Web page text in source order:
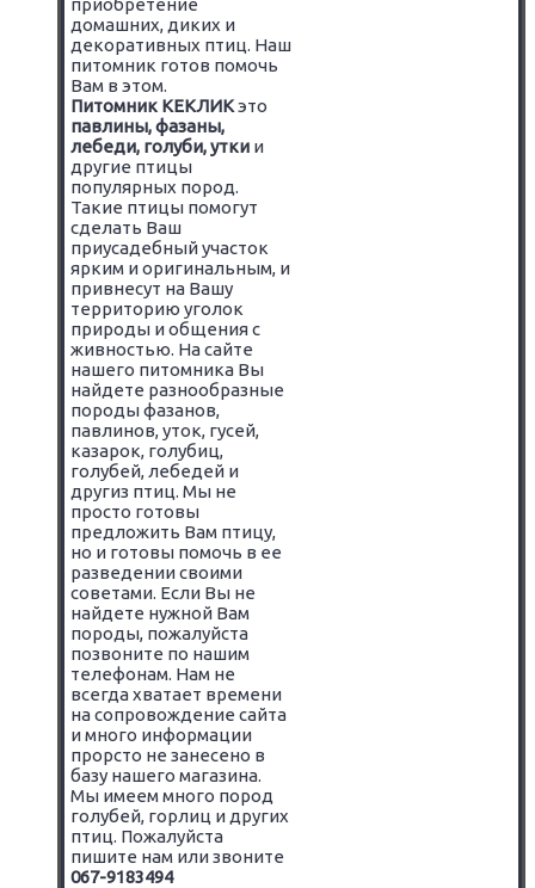
приобретение
домашних, диких и
декоративных птиц. Наш
питомник готов помочь
Вам в этом.
Питомник КЕКЛИКэто
павлины, фазаны,
лебеди, голуби, утки и
другие птицы
популярных пород.
Такие птицы помогут
сделать Ваш
приусадебный участок
ярким и оригинальным, и
привнесут на Вашу
территорию уголок
природы и общения с
живностью. На сайте
нашего питомника Вы
найдете разнообразные
породы фазанов,
павлинов, уток, гусей,
казарок, голубиц,
голубей, лебедей и
другиз птиц. Мы не
просто готовы
предложить Вам птицу,
но и готовы помочь в ее
разведении своими
советами. Если Вы не
найдете нужной Вам
породы, пожалуйста
позвоните по нашим
телефонам. Нам не
всегда хватает времени
на сопровождение сайта
и много информации
прорсто не занесено в
базу нашего магазина.
Мы имеем много пород
голубей, горлиц и других
птиц. Пожалуйста
пишите нам или звоните
067-9183494